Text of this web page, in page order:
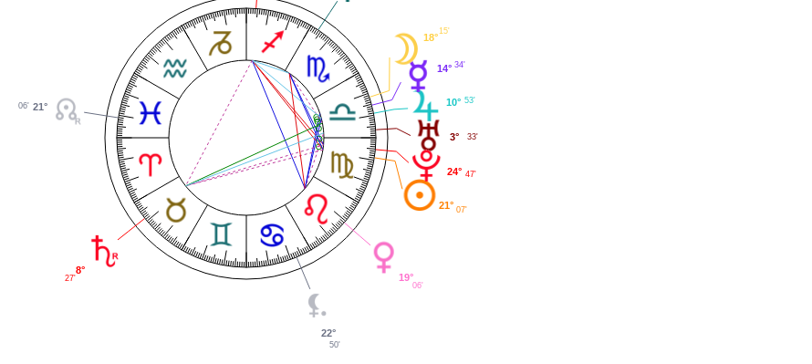
3° 33'
10° 53'
14° 34'
18°
15'
21°
06'
8°
27'
22°
50'
19°
06'
21° 07'
24° 47'